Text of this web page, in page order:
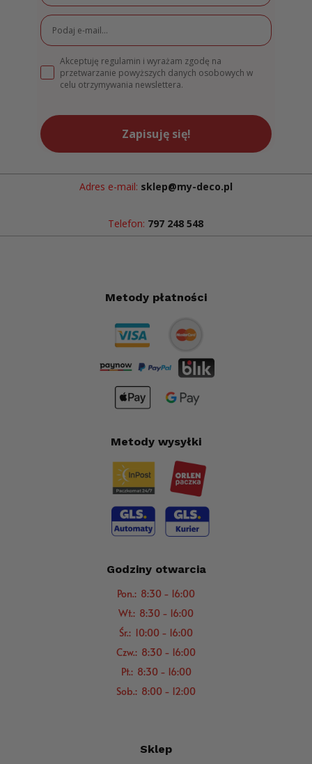
Akceptuję regulamin i wyrażam zgodę na
przetwarzanie powyższych danych osobowych w
celu otrzymywania newslettera.
Zapisuję się!
Adres e-mail: sklep@my-deco.pl
Telefon: 797 248 548
Metody płatności
Metody wysyłki
Godziny otwarcia
Pon.: 8:30 - 16:00
Wt.: 8:30 - 16:00
Śr.: 10:00 - 16:00
Czw.: 8:30 - 16:00
Pt.: 8:30 - 16:00
Sob.: 8:00 - 12:00
Sklep